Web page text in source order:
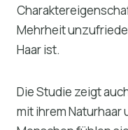
Mehrheit
Haar ist.
Die Studie zeigt
mit ihrem